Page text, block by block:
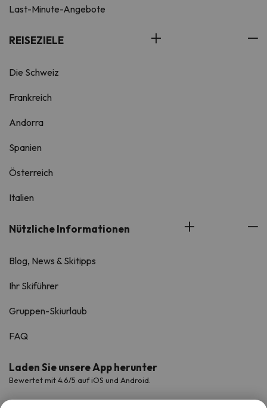
Last-Minute-Angebote
REISEZIELE
Die Schweiz
Frankreich
Andorra
Spanien
Österreich
Italien
Nützliche Informationen
Blog, News & Skitipps
Ihr Skiführer
Gruppen-Skiurlaub
FAQ
Laden Sie unsere App herunter
Bewertet mit 4.6/5 auf iOS und Android.